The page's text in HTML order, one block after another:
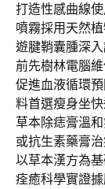
打造性感曲線
噴霧採用天然
遊腱鞘囊腫深
前先樹林電腦
促進血液循環
料首選瘦身坐
草本除痣膏溫
或抗生素藥膏
以草本漢方為
痊癒科學實證